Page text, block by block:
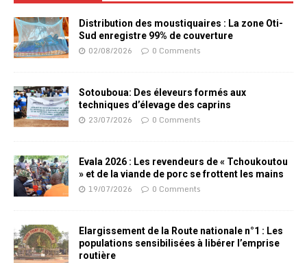
Distribution des moustiquaires : La zone Oti-
Sud enregistre 99% de couverture
02/08/2026 0 Comments
Sotouboua: Des éleveurs formés aux
techniques d’élevage des caprins
23/07/2026 0 Comments
Evala 2026 : Les revendeurs de « Tchoukoutou
» et de la viande de porc se frottent les mains
19/07/2026 0 Comments
Elargissement de la Route nationale n°1 : Les
populations sensibilisées à libérer l’emprise
routière